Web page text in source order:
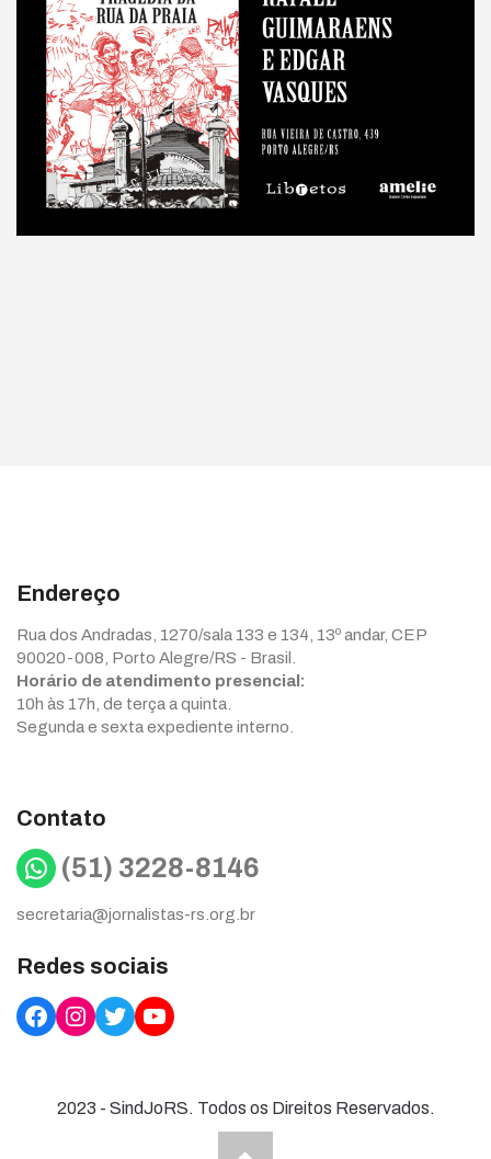
Endereço
Rua dos Andradas, 1270/sala 133 e 134, 13º andar, CEP
90020-008, Porto Alegre/RS - Brasil.
Horário de atendimento presencial:
10h às 17h, de terça a quinta.
Segunda e sexta expediente interno.
Contato
WhatsApp
(51) 3228-8146
secretaria@jornalistas-rs.org.br
Redes sociais
Facebook
Instagram
TwitterYouTube
2023 - SindJoRS. Todos os Direitos Reservados.